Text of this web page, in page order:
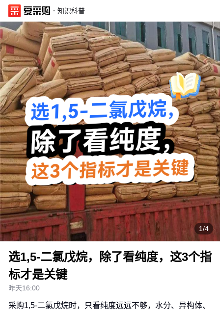
· 知识科普
1/4
选1,5-二氯戊烷，除了看纯度，这3个指
标才是关键
昨天16:00
采购1,5-二氯戊烷时，只看纯度远远不够，水分、异构体、